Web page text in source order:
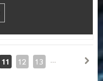
11 12 13 14 16